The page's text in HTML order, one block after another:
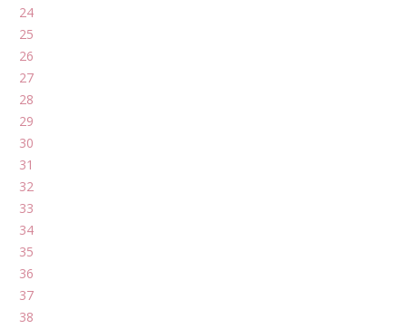
24
25
26
27
28
29
30
31
32
33
34
35
36
37
38